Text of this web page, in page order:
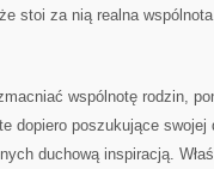
stoi za nią realna
wspólnotę rodzin,
dopiero poszukujące
duchową inspiracją.